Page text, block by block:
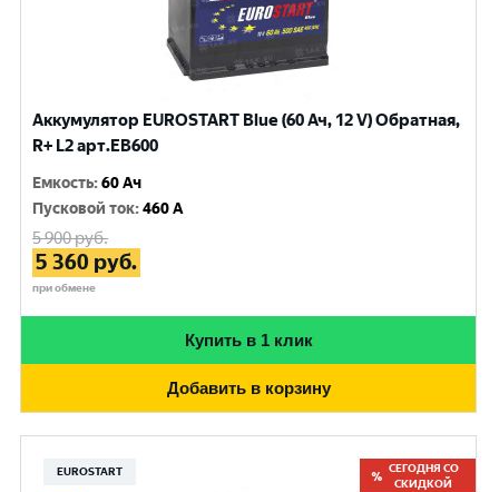
Аккумулятор EUROSTART Blue (60 Ач, 12 V) Обратная,
R+ L2 арт.EB600
Емкость:60 Ач
Пусковой ток:460 A
5 900руб.
5 360 руб.
при обмене
Купить в 1 клик
Добавить в корзину
EUROSTART
СЕГОДНЯ СО
СКИДКОЙ